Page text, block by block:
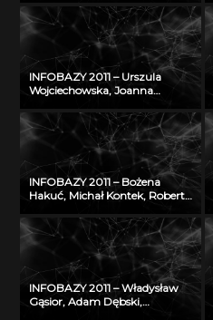
INFOBAZY 2011 – Urszula
Wojciechowska, Joanna
– Informatyczna platforma
naukowa do wymiany wiedzy
o zagrożeniu nowotworami
złośliwymi
INFOBAZY 2011 – Bożena
Hakuć, Michał Kontek, Robert
portal wiedzy, czyli co
możemy znaleźć w
Pomorskiej Bibliotece Cyfrowej
INFOBAZY 2011 – Władysław
Gąsior, Adam Dębski,